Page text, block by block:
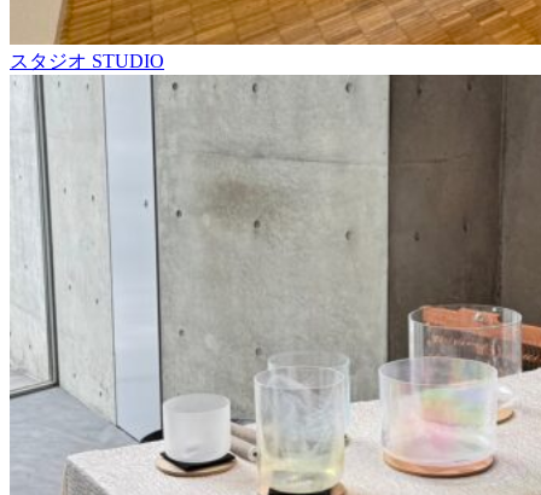
スタジオ STUDIO